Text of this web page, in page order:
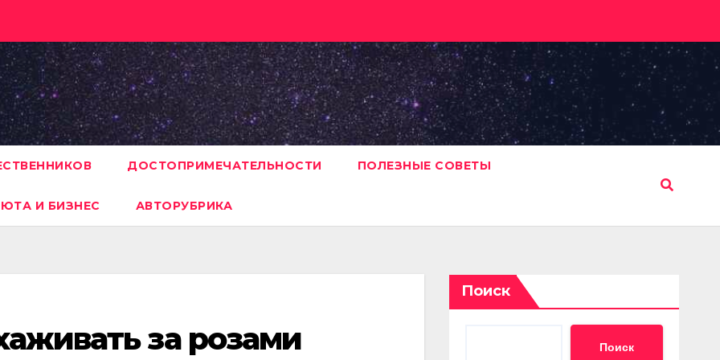
ДОСТОПРИМЕЧАТЕЛЬНОСТИ ПОЛЕЗНЫЕ СОВЕТЫ
И БИЗНЕС АВТОРУБРИКА
за розами
Поиск
Поиск